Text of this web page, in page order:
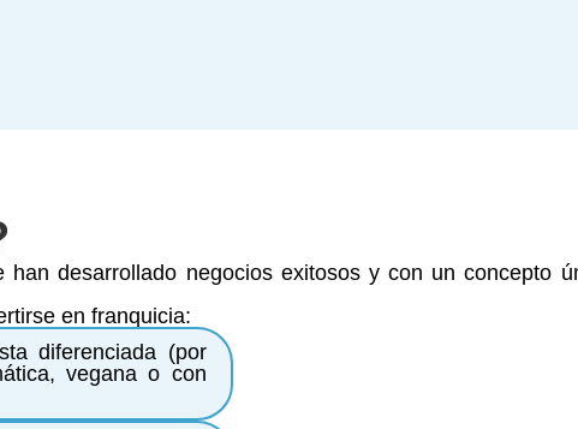
desarrollado negocios exitosos y con un concepto
en franquicia:
diferenciada (por
vegana o con